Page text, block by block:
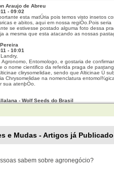
Araujo de Abreu
- 09:02
esta matÚria pois temos visto insetos
e abitos, aqui em nossa regiÒo.Pois seria
se estivesse postado alguma foto dessa
a mesma que esta atacando as nossas
- 10:01
Agronomo, Entomologo, e gostaria de
o nome cientifico da referida praga de
clirysomelidae, sendo que Alticinae Ú
Chrysomelidae na nomenclatura
sua atenþÒo.
- Wolf Seeds do Brasil
acesse nosso site e cadastre-se para receber
- 08:57
a informaþao passada a Juan Pablo Ratana
de defesa sanitaria americana esse Ú seu
como vocÛ diz Ú bem possÝvel que seja o
e Mudas - Artigos já
sabem sobre agronegócio?